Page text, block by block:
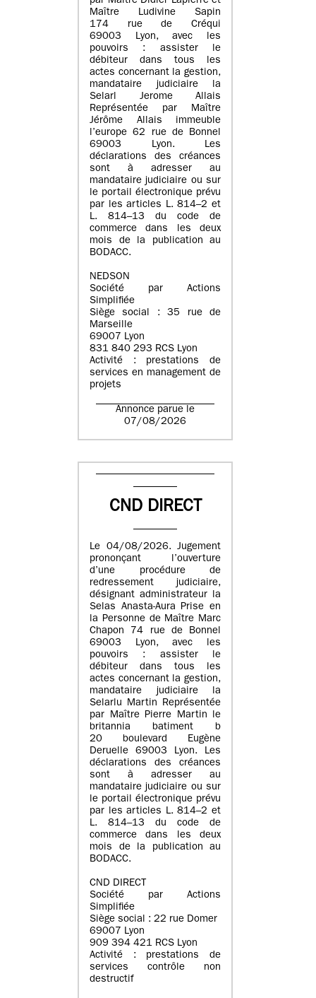
Maître Ludivine Sapin
174 rue de Créqui
69003 Lyon, avec les
pouvoirs : assister le
débiteur dans tous les
actes concernant la gestion,
mandataire judiciaire la
Selarl Jerome Allais
Représentée par Maître
Jérôme Allais immeuble
l’europe 62 rue de Bonnel
69003 Lyon. Les
déclarations des créances
sont à adresser au
mandataire judiciaire ou sur
le portail électronique prévu
par les articles L. 814–2 et
L. 814–13 du code de
commerce dans les deux
mois de la publication au
BODACC.
NEDSON
Société par Actions
Simplifiée
Siège social : 35 rue de
Marseille
69007 Lyon
831 840 293 RCS Lyon
Activité : prestations de
services en management de
projets
Annonce parue le
07/08/2026
CND DIRECT
Le 04/08/2026. Jugement
prononçant l’ouverture
d’une procédure de
redressement judiciaire,
désignant administrateur la
Selas Anasta-Aura Prise en
la Personne de Maître Marc
Chapon 74 rue de Bonnel
69003 Lyon, avec les
pouvoirs : assister le
débiteur dans tous les
actes concernant la gestion,
mandataire judiciaire la
Selarlu Martin Représentée
par Maître Pierre Martin le
britannia batiment b
20 boulevard Eugène
Deruelle 69003 Lyon. Les
déclarations des créances
sont à adresser au
mandataire judiciaire ou sur
le portail électronique prévu
par les articles L. 814–2 et
L. 814–13 du code de
commerce dans les deux
mois de la publication au
BODACC.
CND DIRECT
Société par Actions
Simplifiée
Siège social : 22 rue Domer
69007 Lyon
909 394 421 RCS Lyon
Activité : prestations de
services contrôle non
destructif